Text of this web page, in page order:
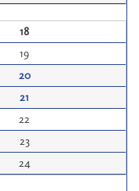
18
19
20
21
22
23
24